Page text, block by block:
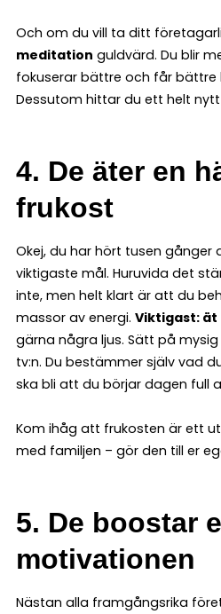
Och om du vill ta ditt
meditation guldvärd. Du blir
fokuserar bättre och får
Dessutom hittar du ett helt nytt
4. De äter en
frukost
Okej, du har hört tusen
viktigaste mål. Huruvida det
inte, men helt klart är att du
massor av energi. Viktigast: ät
gärna några ljus. Sätt på
tv:n. Du bestämmer själv vad
ska bli att du börjar dagen full
Kom ihåg att frukosten är ett
med familjen – gör den till er
5. De boostar
motivationen
Nästan alla framgångsrika